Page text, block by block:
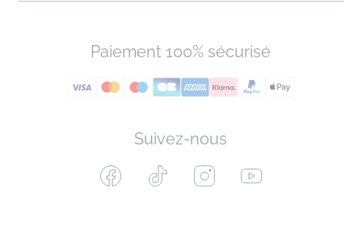
Paiement 100% sécurisé
Suivez-nous
Facebook Tiktok InstagramYoutube